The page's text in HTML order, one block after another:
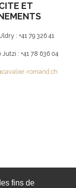
ET
: +41 79 326 41
: +41 78 636 04
romand.ch
fins de